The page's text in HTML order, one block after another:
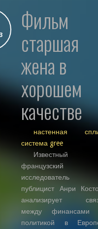
фильм
старшая
жена в
хорошем
качестве
настенная
система gree
Известный
французский
исследователь
публицист Анри
анализирует
между финансами
политикой в